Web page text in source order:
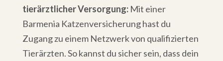
tierärztlicher Versorgung:Mit einer
Barmenia Katzenversicherung hast du
Zugang zu einem Netzwerk von qualifizierten
Tierärzten. So kannst du sicher sein, dass dein